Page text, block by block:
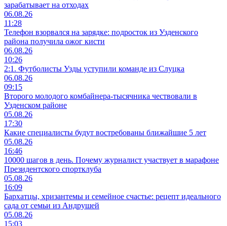
зарабатывает на отходах
06.08.26
11:28
Телефон взорвался на зарядке: подросток из Узденского
района получила ожог кисти
06.08.26
10:26
2:1. Футболисты Узды уступили команде из Слуцка
06.08.26
09:15
Второго молодого комбайнера-тысячника чествовали в
Узденском районе
05.08.26
17:30
Какие специалисты будут востребованы ближайшие 5 лет
05.08.26
16:46
10000 шагов в день. Почему журналист участвует в марафоне
Президентского спортклуба
05.08.26
16:09
Бархатцы, хризантемы и семейное счастье: рецепт идеального
сада от семьи из Андрушей
05.08.26
15:03